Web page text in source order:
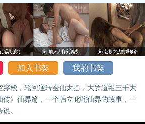
加入书架 我的书架
穿梭，轮回逆转金仙太乙，大罗道祖三千大
传》仙界篇，一个韩立叱咤仙界的故事，一
。